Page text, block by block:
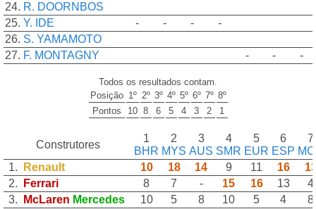
24. R. DOORNBOS
25. Y. IDE - - -
-
26. S. YAMAMOTO
27. F. MONTAGNY - - -
Todos os resultados contam.
Posição 1º 2º 3º 4º 5º 6º 7º 8º
Pontos
10 8 6 5 4 3 2 1
Construtores
1
BHR
2
MYS
3
AUS
4
SMR
5
EUR
6
ESP
7
1.
Renault 10 18 14 9 11 16
2.
Ferrari 8 7 - 15 16 13
4
3.
McLaren Mercedes 10 5 8 10 5 4
8